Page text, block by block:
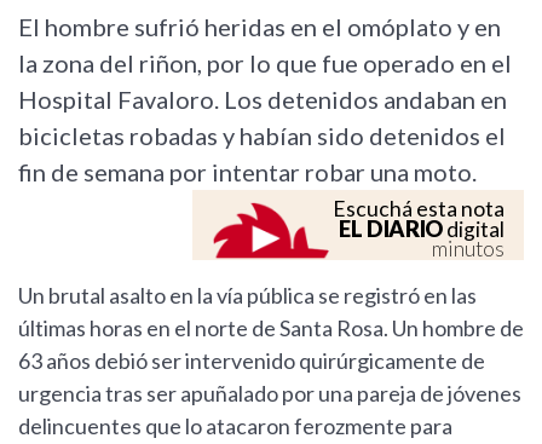
El hombre sufrió heridas en el omóplato y en
la zona del riñon, por lo que fue operado en el
Hospital Favaloro. Los detenidos andaban en
bicicletas robadas y habían sido detenidos el
fin de semana por intentar robar una moto.
Escuchá esta nota
EL DIARIOdigital
minutos
Un brutal asalto en la vía pública se registró en las
últimas horas en el norte de Santa Rosa. Un hombre de
63 años debió ser intervenido quirúrgicamente de
urgencia tras ser apuñalado por una pareja de jóvenes
delincuentes que lo atacaron ferozmente para